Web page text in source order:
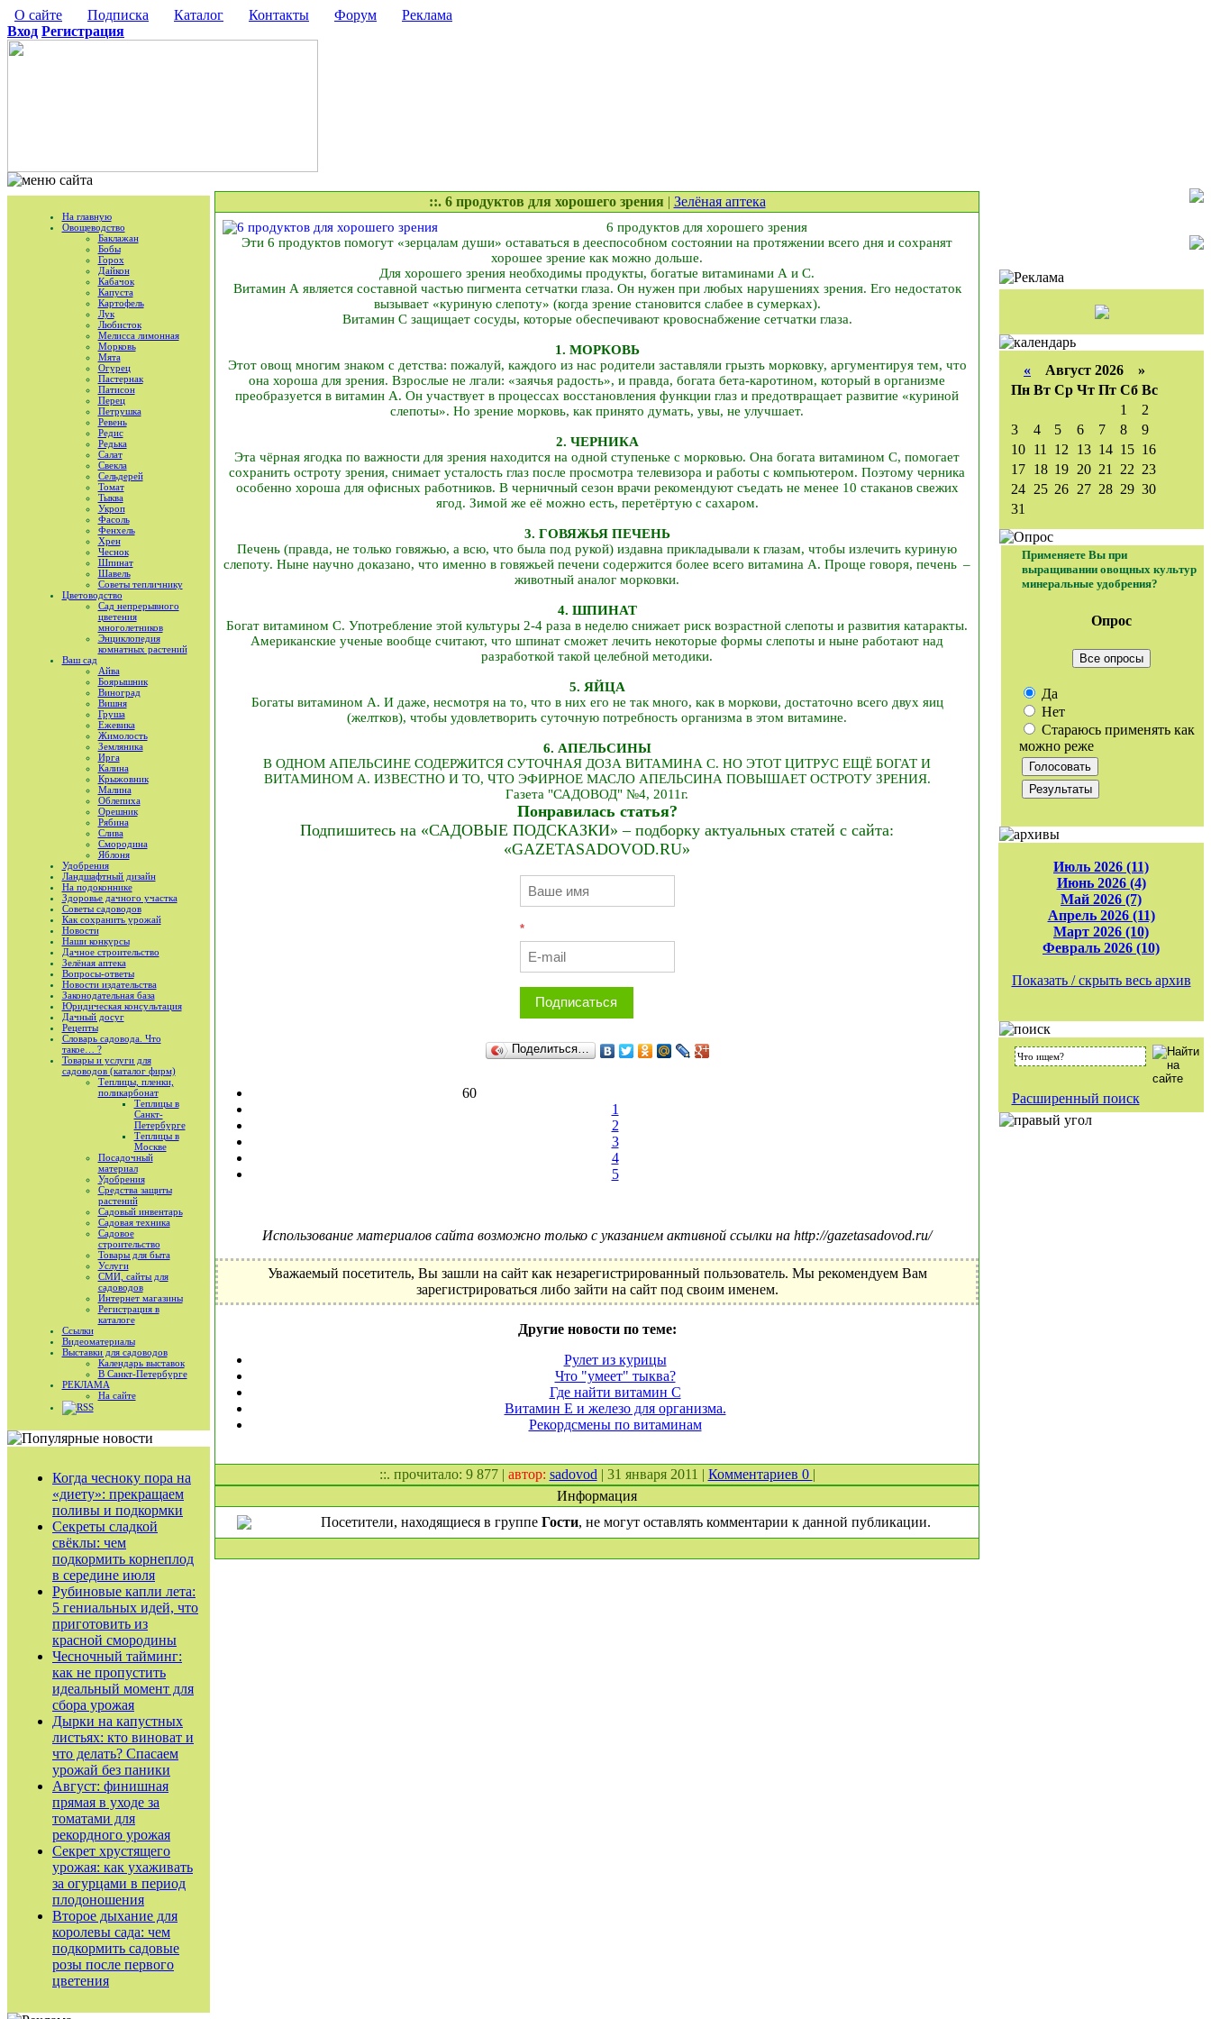
О сайте Подписка Каталог Контакты Форум
Реклама
Вход Регистрация
На главную
Овощеводство
Баклажан
Бобы
Горох
Дайкон
Кабачок
Капуста
Картофель
Лук
Любисток
Мелисса лимонная
Морковь
Мята
Огурец
Пастернак
Патисон
Перец
Петрушка
Ревень
Редис
Редька
Салат
Свекла
Сельдерей
Томат
Тыква
Укроп
Фасоль
Фенхель
Хрен
Чеснок
Шпинат
Шавель
Советы тепличнику
Цветоводство
Сад непрерывного
цветения
многолетников
Энциклопедия
комнатных растений
Ваш сад
Айва
Боярышник
Виноград
Вишня
Груша
Ежевика
Жимолость
Земляника
Ирга
Калина
Крыжовник
Малина
Облепиха
Орешник
Рябина
Слива
Смородина
Яблоня
Удобрения
Ландшафтный дизайн
На подоконнике
Здоровье дачного участка
Советы садоводов
Как сохранить урожай
Новости
Наши конкурсы
Дачное строительство
Зелёная аптека
Вопросы-ответы
Новости издательства
Законодательная база
Юридическая консультация
Дачный досуг
Рецепты
Словарь садовода. Что
такое… ?
Товары и услуги для
садоводов (каталог фирм)
Теплицы, пленки,
поликарбонат
Теплицы в
Санкт-
Петербурге
Теплицы в
Москве
Посадочный
материал
Удобрения
Средства защиты
растений
Садовый инвентарь
Садовая техника
Садовое
строительство
Товары для быта
Услуги
СМИ, сайты для
садоводов
Интернет магазины
Регистрация в
каталоге
Ссылки
Видеоматериалы
Выставки для садоводов
Календарь выставок
В Санкт-Петербурге
РЕКЛАМА
На сайте
RSS
Когда чесноку пора на
«диету»: прекращаем
поливы и подкормки
Секреты сладкой
свёклы: чем
подкормить корнеплод
в середине июля
Рубиновые капли лета:
5 гениальных идей, что
приготовить из
красной смородины
Чесночный тайминг:
как не пропустить
идеальный момент для
сбора урожая
Дырки на капустных
листьях: кто виноват и
что делать? Спасаем
урожай без паники
Август: финишная
прямая в уходе за
томатами для
рекордного урожая
Секрет хрустящего
урожая: как ухаживать
за огурцами в период
плодоношения
Второе дыхание для
королевы сада: чем
подкормить садовые
розы после первого
цветения
::. 6 продуктов для хорошего зрения | Зелёная аптека
6 продуктов для хорошего зрения
Эти 6 продуктов помогут «зерцалам души» оставаться в дееспособном состоянии на протяжении всего дня и сохранят
хорошее зрение как можно дольше.
Для хорошего зрения необходимы продукты, богатые витаминами А и С.
Витамин А является составной частью пигмента сетчатки глаза. Он нужен при любых нарушениях зрения. Его недостаток
вызывает «куриную слепоту» (когда зрение становится слабее в сумерках).
Витамин С защищает сосуды, которые обеспечивают кровоснабжение сетчатки глаза.
1. МОРКОВЬ
Этот овощ многим знаком с детства: пожалуй, каждого из нас родители заставляли грызть морковку, аргументируя тем, что
она хороша для зрения. Взрослые не лгали: «заячья радость», и правда, богата бета-каротином, который в организме
преобразуется в витамин А. Он участвует в процессах восстановления функции глаз и предотвращает развитие «куриной
слепоты». Но зрение морковь, как принято думать, увы, не улучшает.
2. ЧЕРНИКА
Эта чёрная ягодка по важности для зрения находится на одной ступеньке с морковью. Она богата витамином С, помогает
сохранить остроту зрения, снимает усталость глаз после просмотра телевизора и работы с компьютером. Поэтому черника
особенно хороша для офисных работников. В черничный сезон врачи рекомендуют съедать не менее 10 стаканов свежих
ягод. Зимой же её можно есть, перетёртую с сахаром.
3. ГОВЯЖЬЯ ПЕЧЕНЬ
Печень (правда, не только говяжью, а всю, что была под рукой) издавна прикладывали к глазам, чтобы излечить куриную
слепоту. Ныне научно доказано, что именно в говяжьей печени содержится более всего витамина А. Проще говоря, печень –
животный аналог морковки.
4. ШПИНАТ
Богат витамином С. Употребление этой культуры 2-4 раза в неделю снижает риск возрастной слепоты и развития катаракты.
Американские ученые вообще считают, что шпинат сможет лечить некоторые формы слепоты и ныне работают над
разработкой такой целебной методики.
5. ЯЙЦА
Богаты витамином А. И даже, несмотря на то, что в них его не так много, как в моркови, достаточно всего двух яиц
(желтков), чтобы удовлетворить суточную потребность организма в этом витамине.
6. АПЕЛЬСИНЫ
В ОДНОМ АПЕЛЬСИНЕ СОДЕРЖИТСЯ СУТОЧНАЯ ДОЗА ВИТАМИНА С. НО ЭТОТ ЦИТРУС ЕЩЁ БОГАТ И
ВИТАМИНОМ А. ИЗВЕСТНО И ТО, ЧТО ЭФИРНОЕ МАСЛО АПЕЛЬСИНА ПОВЫШАЕТ ОСТРОТУ ЗРЕНИЯ.
Газета "САДОВОД" №4, 2011г.
Понравилась статья?
Подпишитесь на «САДОВЫЕ ПОДСКАЗКИ» – подборку актуальных статей с сайта:
«GAZETASADOVOD.RU»
*
Подписаться
Поделиться…
60
1
2
3
4
5
Использование материалов сайта возможно только с указанием активной ссылки на http://gazetasadovod.ru/
Уважаемый посетитель, Вы зашли на сайт как незарегистрированный пользователь. Мы рекомендуем Вам
зарегистрироваться либо зайти на сайт под своим именем.
Другие новости по теме:
Рулет из курицы
Что "умеет" тыква?
Где найти витамин С
Витамин Е и железо для организма.
Рекордсмены по витаминам
::. прочитало: 9 877 | автор: sadovod | 31 января 2011 | Комментариев 0 |
Информация
Посетители, находящиеся в группе Гости, не могут оставлять комментарии к данной публикации.
« Август 2026 »
Пн Вт Ср Чт Пт Сб Вс
1
2
3
4 5 6 7 8
9
10 11 12 13 14 15 16
17 18 19 20 21 22 23
24 25 26 27 28 29 30
31
Применяете Вы при
выращивании овощных культур
минеральные удобрения?
Опрос
Все опросы
Да
Нет
Стараюсь применять как
можно реже
Июль 2026 (11)
Июнь 2026 (4)
Май 2026 (7)
Апрель 2026 (11)
Март 2026 (10)
Февраль 2026 (10)
Показать / скрыть весь архив
Расширенный поиск